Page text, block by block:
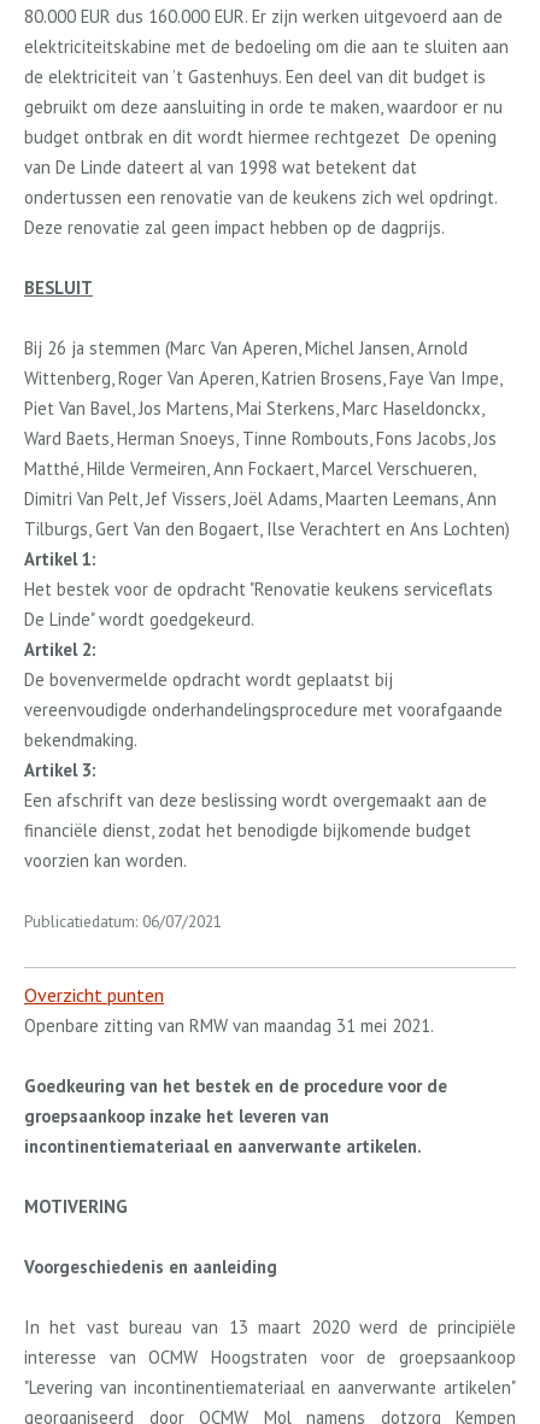
80.000 EUR dus 160.000 EUR. Er zijn werken uitgevoerd aan de
elektriciteitskabine met de bedoeling om die aan te sluiten aan
de elektriciteit van ’t Gastenhuys. Een deel van dit budget is
gebruikt om deze aansluiting in orde te maken, waardoor er nu
budget ontbrak en dit wordt hiermee rechtgezet De opening
van De Linde dateert al van 1998 wat betekent dat
ondertussen een renovatie van de keukens zich wel opdringt.
Deze renovatie zal geen impact hebben op de dagprijs.
BESLUIT
Bij 26 ja stemmen (Marc Van Aperen, Michel Jansen, Arnold
Wittenberg, Roger Van Aperen, Katrien Brosens, Faye Van Impe,
Piet Van Bavel, Jos Martens, Mai Sterkens, Marc Haseldonckx,
Ward Baets, Herman Snoeys, Tinne Rombouts, Fons Jacobs, Jos
Matthé, Hilde Vermeiren, Ann Fockaert, Marcel Verschueren,
Dimitri Van Pelt, Jef Vissers, Joël Adams, Maarten Leemans, Ann
Tilburgs, Gert Van den Bogaert, Ilse Verachtert en Ans Lochten)
Artikel 1:
Het bestek voor de opdracht "Renovatie keukens serviceflats
De Linde" wordt goedgekeurd.
Artikel 2:
De bovenvermelde opdracht wordt geplaatst bij
vereenvoudigde onderhandelingsprocedure met voorafgaande
bekendmaking.
Artikel 3:
Een afschrift van deze beslissing wordt overgemaakt aan de
financiële dienst, zodat het benodigde bijkomende budget
voorzien kan worden.
Publicatiedatum: 06/07/2021
Overzicht punten
Openbare zitting van RMW van maandag 31 mei 2021.
Goedkeuring van het bestek en de procedure voor de
groepsaankoop inzake het leveren van
incontinentiemateriaal en aanverwante artikelen.
MOTIVERING
Voorgeschiedenis en aanleiding
In het vast bureau van 13 maart 2020 werd de principiële
interesse van OCMW Hoogstraten voor de groepsaankoop
"Levering van incontinentiemateriaal en aanverwante artikelen"
georganiseerd door OCMW Mol namens dotzorg Kempen